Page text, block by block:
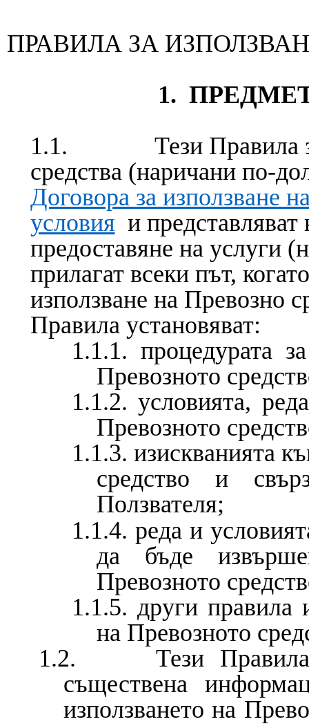
ПРАВИЛА ЗА
1.
1.1. Тези Правила за
средства (наричани по-
Договора за използване
условия и представляват
предоставяне на услуги
прилагат всеки път,
използване на Превозно
Правила установяват:
1.1.1. процедурата
Превозното
1.1.2. условията,
Превозното
1.1.3. изискванията
средство и
Ползвателя;
1.1.4. реда и
да бъде
Превозното
1.1.5. други правила
на Превозното
1.2. Тези Правила
съществена
използването на